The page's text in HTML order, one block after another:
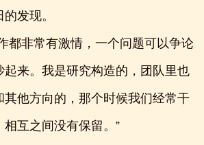
发现。
非常有激情，一个问题可以争论
起来。我是研究构造的，团队里也
其他方向的，那个时候我们经常干
互之间没有保留。”